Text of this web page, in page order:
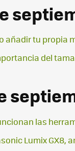
añadir tu propia
del
las
Lumix GX8,